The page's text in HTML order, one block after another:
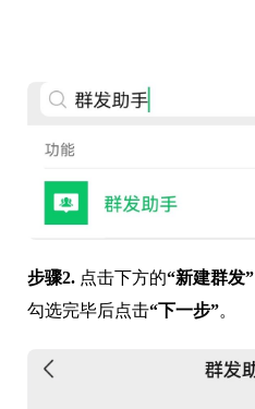
步骤2. 点击下方的“新建群发”
勾选完毕后点击“下一步”。